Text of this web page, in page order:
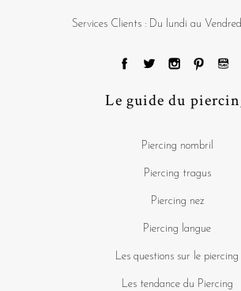
Services Clients : Du lundi au
Le guide du
Piercing nombril
Piercing tragus
Piercing nez
Piercing langue
Les questions sur le piercing
Les tendance du Piercing